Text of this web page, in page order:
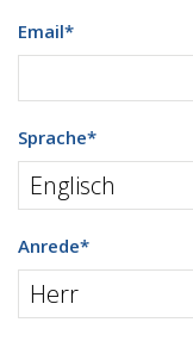
Email*
Sprache*
Anrede*